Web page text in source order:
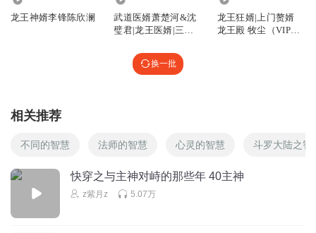
龙王神婿李锋陈欣澜
武道医婿萧楚河&沈
璧君|龙王医婿|三藏
龙王狂婿|上门赘婿
龙王殿 牧尘（VIP快
换一批
相关推荐
不同的智慧 法师的智慧 心灵的智慧 斗罗大陆之智
快穿之与主神对峙的那些年 40主神
z紫月z 5.07万